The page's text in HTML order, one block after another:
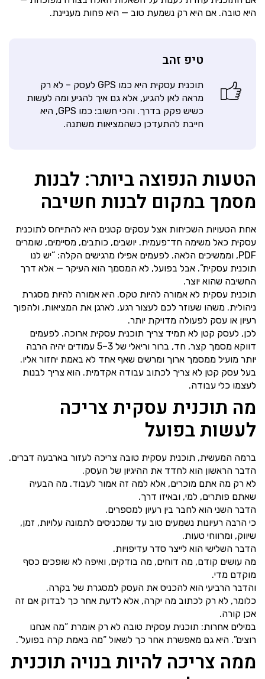
היא טובה. אם היא רק נשמעת טוב — היא פחות מעניינת.
טיפ זהב
תוכנית עסקית היא כמו GPS לעסק – לא רק
מראה לאן להגיע, אלא גם איך להגיע ומה לעשות
כשיש פקק בדרך. והכי חשוב: כמו GPS, היא
חייבת להתעדכן כשהמציאות משתנה.
הטעות הנפוצה ביותר: לבנות
מסמך במקום לבנות חשיבה
אחת הטעויות השכיחות אצל עסקים קטנים היא להתייחס לתוכנית
עסקית כאל משימה חד־פעמית. יושבים, כותבים, מסיימים, שומרים
PDF, וממשיכים הלאה. לפעמים אפילו מרגישים הקלה: “יש לנו
תוכנית עסקית”. אבל בפועל, לא המסמך הוא העיקר — אלא דרך
החשיבה שהוא יוצר.
תוכנית עסקית לא אמורה להיות טקס. היא אמורה להיות מסגרת
ניהולית. משהו שעוזר לכם לעצור רגע, לארגן את המציאות, ולהפוך
רעיון או עסק לפעולה מדויקת יותר.
לכן, לעסק קטן לא תמיד צריך תוכנית עסקית ארוכה. לפעמים
דווקא מסמך קצר, חד, ברור וריאלי של 3–5 עמודים יהיה הרבה
יותר מועיל ממסמך ארוך ומרשים שאף אחד לא באמת יחזור אליו.
בעל עסק קטן לא צריך לכתוב עבודה אקדמית. הוא צריך לבנות
לעצמו כלי עבודה.
מה תוכנית עסקית צריכה
לעשות בפועל
ברמה המעשית, תוכנית עסקית טובה צריכה לעזור בארבעה דברים.
הדבר הראשון הוא לחדד את ההיגיון של העסק.
לא רק מה אתם מוכרים, אלא למה זה אמור לעבוד. מה הבעיה
שאתם פותרים, למי, ובאיזו דרך.
הדבר השני הוא לחבר בין רעיון למספרים.
כי הרבה רעיונות נשמעים טוב עד שמכניסים לתמונה עלויות, זמן,
שיווק, ומרווחי טעות.
הדבר השלישי הוא לייצר סדר עדיפויות.
מה עושים קודם, מה דוחים, מה בודקים, ואיפה לא שופכים כסף
מוקדם מדי.
והדבר הרביעי הוא להכניס את העסק למסגרת של בקרה.
כלומר, לא רק לכתוב מה יקרה, אלא לדעת אחר כך לבדוק אם זה
אכן קורה.
במילים אחרות: תוכנית עסקית טובה לא רק אומרת “מה אנחנו
רוצים”. היא גם מאפשרת אחר כך לשאול “מה באמת קרה בפועל”.
ממה צריכה להיות בנויה תוכנית